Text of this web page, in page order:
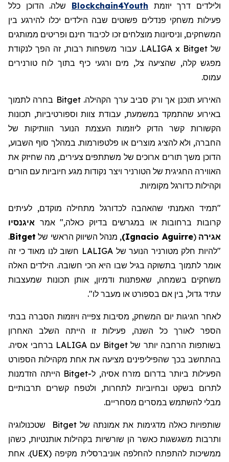
ולילדים דרך יוזמת Blockchain4Youth שלה. הדוכן כלל
פעילות משחקי פנדלים פשוטים שבה הילדים יכלו להירגע בין
המשחקים, וניסיונות מוצלחים זכו לכיבוד חינם ופריטים ממותגים
של LALIGA x Bitget. עבור משפחות רבות, זה הפך לנקודת
מפגש קלה, שהציעה צל, מים ורגעי כיף בתוך לוח טורנירים
עמוס.
האירוע תוכנן אך ורק סביב ערך הקהילה. Bitget בחרה לתמוך
באירוע שהתמקד במשמעת, עבודת צוות וספורטיביות, תכונות
הקשורות קשר הדוק ליוזמות העצמת הנוער הוותיקות של
החברה, ולא להציג מוצרים או פלטפורמות. במהלך סוף השבוע,
הדוכן משך תורים ארוכים של משתתפים צעירים, מה שחיזק את
האווירה החגיגית של הטורניר ויצר נקודות מגע חיוביות עם הורים
וקהילות כדורגל מקומיות.
"תמיד האמנתי שהאהבה לכדורגל מתחילה מוקדם, לעיתים
קרובות ברחובות או במגרשים בדיוק כאלה," אמר איגנסיו
אגירה (
Ignacio Aguirre
)
, מנהלהשיווק הראשי של Bitget
.
"להיות חלק מטורניר הנוער של LALIGA חשוב לנו מאוד כי זה
אומרלתמוך בתשוקה בגיל שבו היא הכי חשובה. הילדים האלה
משחקים בשמחה, שאפתנות ודמיון, אותן תכונות שמעצבות
עתיד גדול, בין אם בספורט או מעבר לו".
לאחר חגיגות יום המשחק, מסיבות צפייה ויוזמות הסברה בבתי
הספר לאורך כל השנה, פעילות זו הייתה השלב האחרון
בשותפות הרחבה יותר שלBitget עם LALIGA ברחבי אסיה.
בהתחשב בכך שהפיליפינים מציעה את אחת מקהילות הספורט
הפעילות ביותר בדרום מזרח אסיה, ל-Bitget הייתה הזדמנות
לתרום בשקט ובחיוביות לתחרות, ולטפח קשרים תרבותיים
מבלי להשתמש במסרים מסחריים.
שותפויות כאלה מדגימות את אמונתה שלBitget
שטכנולוגיה
ותרבות משגשגות כאשר הן שורשיות בקהילות אותנטיות, כשהן
ממשיכות להתפתח להחלפה אוניברסלית מקיפה (UEX). אחת